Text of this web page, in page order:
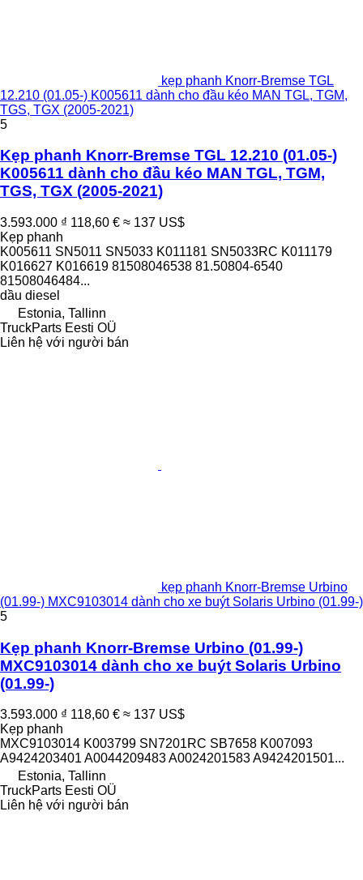
kẹp phanh Knorr-Bremse TGL
12.210 (01.05-) K005611 dành cho đầu kéo MAN TGL, TGM,
TGS, TGX (2005-2021)
5
Kẹp phanh Knorr-Bremse TGL 12.210 (01.05-)
K005611 dành cho đầu kéo MAN TGL, TGM,
TGS, TGX (2005-2021)
3.593.000 ₫ 118,60 € ≈ 137 US$
Kẹp phanh
K005611 SN5011 SN5033 K011181 SN5033RC K011179
K016627 K016619 81508046538 81.50804-6540
81508046484...
dầu diesel
Estonia, Tallinn
TruckParts Eesti OÜ
Liên hệ với người bán
kẹp phanh Knorr-Bremse Urbino
(01.99-) MXC9103014 dành cho xe buýt Solaris Urbino (01.99-)
5
Kẹp phanh Knorr-Bremse Urbino (01.99-)
MXC9103014 dành cho xe buýt Solaris Urbino
(01.99-)
3.593.000 ₫ 118,60 € ≈ 137 US$
Kẹp phanh
MXC9103014 K003799 SN7201RC SB7658 K007093
A9424203401 A0044209483 A0024201583 A9424201501...
Estonia, Tallinn
TruckParts Eesti OÜ
Liên hệ với người bán